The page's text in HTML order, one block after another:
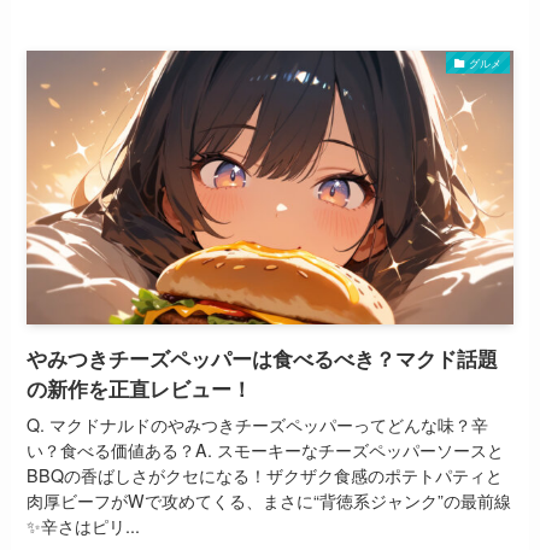
グルメ
やみつきチーズペッパーは食べるべき？マクド話題
の新作を正直レビュー！
Q. マクドナルドのやみつきチーズペッパーってどんな味？辛
い？食べる価値ある？A. スモーキーなチーズペッパーソースと
BBQの香ばしさがクセになる！ザクザク食感のポテトパティと
肉厚ビーフがWで攻めてくる、まさに“背徳系ジャンク”の最前線
✨辛さはピリ...